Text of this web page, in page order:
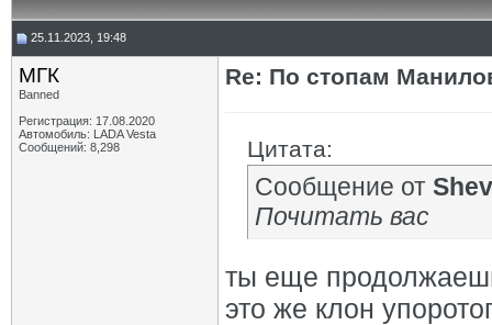
25.11.2023, 19:48
МГК
Banned
Регистрация: 17.08.2020
Автомобиль: LADA Vesta
Сообщений: 8,298
Re: По стопам
Цитата:
Сообщение от
Почитать вас
ты еще
это же клон